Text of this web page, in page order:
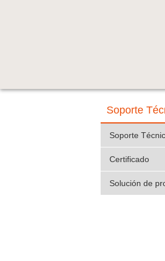
Soporte
Soporte
Certificado
Solución de